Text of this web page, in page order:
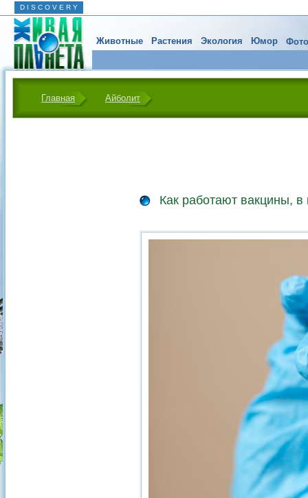
D I S C O V E R Y
Животные Растения Экология Юмор
Главная Айболит
Как работают вакцины, в